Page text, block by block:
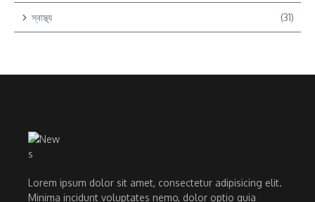
স্বাস্থ্য (31)
Lorem ipsum dolor sit amet, consectetur adipisicing elit.
Minima incidunt voluptates nemo, dolor optio quia